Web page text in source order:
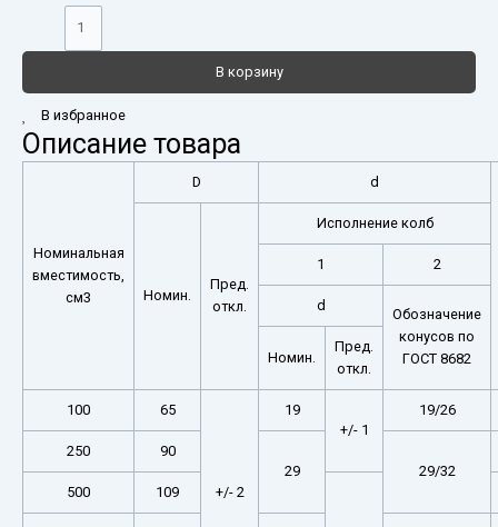
В корзину
В избранное
Описание товара
Номинальная
вместимость,
см3
D d
Номин.
Пред.
откл.
Исполнение колб
1 2
d
Обозначение
конусов по
ГОСТ 8682
Номин.
Пред.
откл.
100 65
+/- 2
19
+/- 1
19/26
250
90
29
29/32
500
109